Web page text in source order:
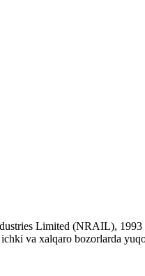
Limited (NRAIL), 1993
va xalqaro bozorlarda